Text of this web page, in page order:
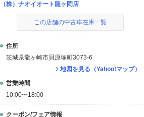
（株）ナオイオート龍ヶ岡店
この店舗の中古車在庫一覧
住所
茨城県龍ヶ崎市貝原塚町3073-6
地図を見る（Yahoo!マップ）
営業時間
10:00〜18:00
クーポン/フェア情報